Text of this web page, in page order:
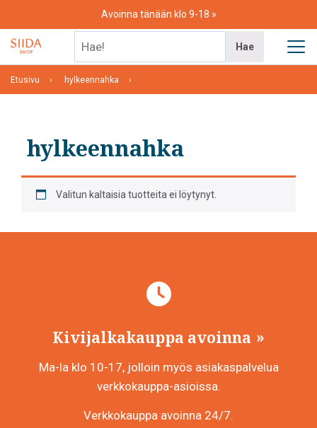
content
Avoinna tänään klo 9-18
Hae
Etusivu hylkeennahka
hylkeennahka
Valitun kaltaisia tuotteita ei löytynyt.
Kivijalkakauppa avoinna
Ma-la klo 10-17, jolloin myös asiakaspalvelua
verkkokauppa-asioissa.
Verkkokauppa avoinna 24/7.